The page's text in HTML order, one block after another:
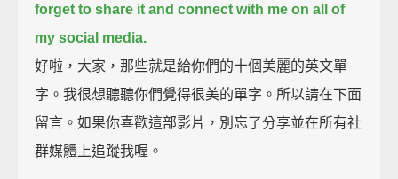
forget to share it and connect with me on all of
my social media.
好啦，大家，那些就是給你們的十個美麗的英文單
字。我很想聽聽你們覺得很美的單字。所以請在下面
留言。如果你喜歡這部影片，別忘了分享並在所有社
群媒體上追蹤我喔。